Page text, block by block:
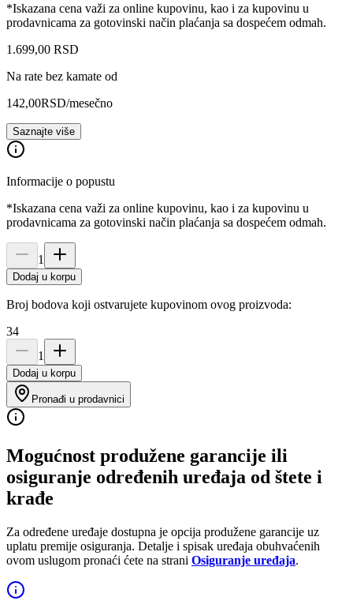
*Iskazana cena važi za online kupovinu, kao i za kupovinu u
prodavnicama za gotovinski način plaćanja sa dospećem odmah.
1.699,00 RSD
Na rate bez kamate od
142,00RSD/mesečno
Saznajte više
Informacije o popustu
*Iskazana cena važi za online kupovinu, kao i za kupovinu u
prodavnicama za gotovinski način plaćanja sa dospećem odmah.
1
Dodaj u korpu
Broj bodova koji ostvarujete kupovinom ovog proizvoda:
34
1
Dodaj u korpu
Pronađi u prodavnici
Mogućnost produžene garancije ili
osiguranje određenih uređaja od štete i
krađe
Za određene uređaje dostupna je opcija produžene garancije uz
uplatu premije osiguranja. Detalje i spisak uređaja obuhvaćenih
ovom uslugom pronaći ćete na strani Osiguranje uređaja.